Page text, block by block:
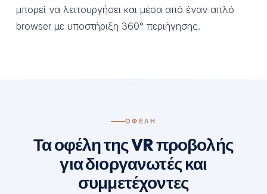
μπορεί να λειτουργήσει και μέσα από έναν απλό
browser με υποστήριξη 360° περιήγησης.
ΟΦΈΛΗ
Τα οφέλη της VR προβολής
για διοργανωτές και
συμμετέχοντες